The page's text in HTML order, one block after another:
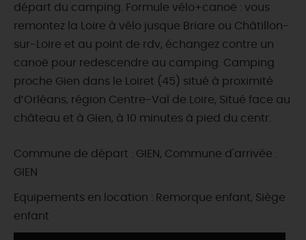
départ du camping. Formule vélo+canoë : vous
remontez la Loire à vélo jusque Briare ou Châtillon-
sur-Loire et au point de rdv, échangez contre un
canoë pour redescendre au camping. Camping
proche Gien dans le Loiret (45) situé à proximité
d’Orléans, région Centre-Val de Loire, Situé face au
château et à Gien, à 10 minutes à pied du centr.
Commune de départ : GIEN, Commune d'arrivée :
GIEN
Equipements en location : Remorque enfant, Siège
enfant